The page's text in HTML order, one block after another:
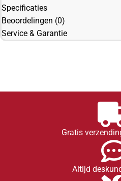
Specificaties
Beoordelingen (0)
Service & Garantie
Gratis
Altijd